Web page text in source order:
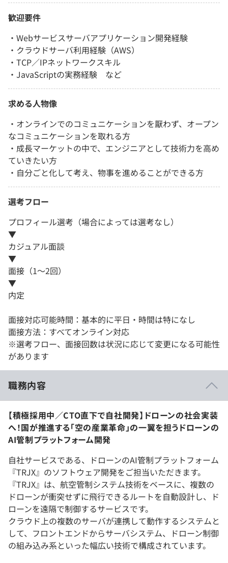
歓迎要件
・Webサービスサーバアプリケーション開発経験
・クラウドサーバ利用経験（AWS）
・TCP／IPネットワークスキル
・JavaScriptの実務経験 など
求める人物像
・オンラインでのコミュニケーションを厭わず、オープン
なコミュニケーションを取れる方
・成長マーケットの中で、エンジニアとして技術力を高め
ていきたい方
・自分ごと化して考え、物事を進めることができる方
選考フロー
プロフィール選考（場合によっては選考なし）
▼
カジュアル面談
▼
面接（1～2回）
▼
内定
面接対応可能時間：基本的に平日・時間は特になし
面接方法：すべてオンライン対応
※選考フロー、面接回数は状況に応じて変更になる可能性
があります
職務内容
【積極採用中／CTO直下で自社開発】ドローンの社会実装
へ！国が推進する「空の産業革命」の一翼を担うドローンの
AI管制プラットフォーム開発
自社サービスである、ドローンのAI管制プラットフォーム
『TRJX』のソフトウェア開発をご担当いただきます。
『TRJX』は、航空管制システム技術をベースに、複数の
ドローンが衝突せずに飛行できるルートを自動設計し、ド
ローンを遠隔で制御するサービスです。
クラウド上の複数のサーバが連携して動作するシステムと
して、フロントエンドからサーバシステム、ドローン制御
の組み込み系といった幅広い技術で構成されています。